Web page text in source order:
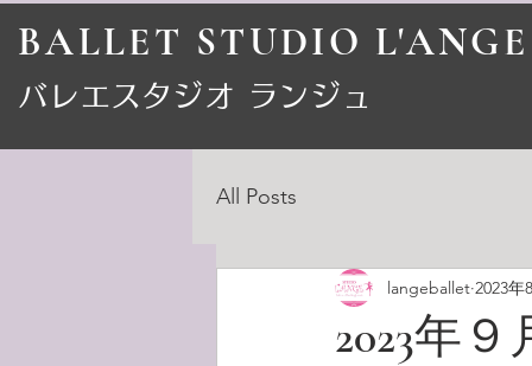
BALLET STUDIO L'ANGE
​バレエスタジオ ランジュ
All Posts
2023年
langeballet 2023年